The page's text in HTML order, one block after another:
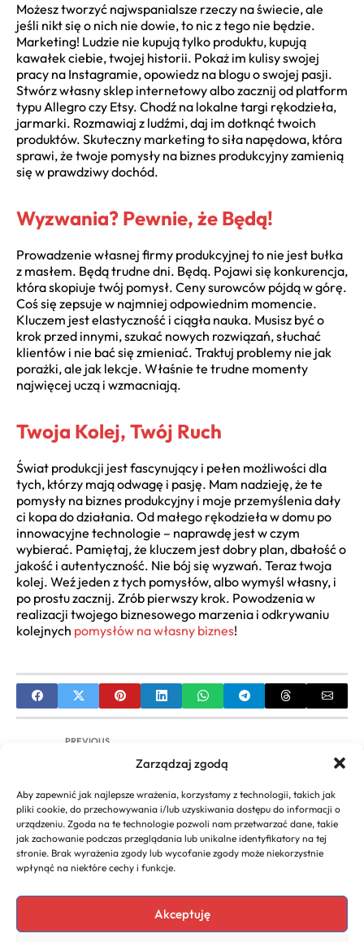
Zarządzaj zgodą
Aby zapewnić jak najlepsze wrażenia, korzystamy z technologii, takich jak
pliki cookie, do przechowywania i/lub uzyskiwania dostępu do informacji o
urządzeniu. Zgoda na te technologie pozwoli nam przetwarzać dane, takie
jak zachowanie podczas przeglądania lub unikalne identyfikatory na tej
stronie. Brak wyrażenia zgody lub wycofanie zgody może niekorzystnie
wpłynąć na niektóre cechy i funkcje.
Akceptuję
Możesz tworzyć najwspanialsze rzeczy na świecie, ale
jeśli nikt się o nich nie dowie, to nic z tego nie będzie.
Marketing! Ludzie nie kupują tylko produktu, kupują
kawałek ciebie, twojej historii. Pokaż im kulisy swojej
pracy na Instagramie, opowiedz na blogu o swojej pasji.
Stwórz własny sklep internetowy albo zacznij od platform
typu Allegro czy Etsy. Chodź na lokalne targi rękodzieła,
jarmarki. Rozmawiaj z ludźmi, daj im dotknąć twoich
produktów. Skuteczny marketing to siła napędowa, która
sprawi, że twoje pomysły na biznes produkcyjny zamienią
się w prawdziwy dochód.
Wyzwania? Pewnie, że Będą!
Prowadzenie własnej firmy produkcyjnej to nie jest bułka
z masłem. Będą trudne dni. Będą. Pojawi się konkurencja,
która skopiuje twój pomysł. Ceny surowców pójdą w górę.
Coś się zepsuje w najmniej odpowiednim momencie.
Kluczem jest elastyczność i ciągła nauka. Musisz być o
krok przed innymi, szukać nowych rozwiązań, słuchać
klientów i nie bać się zmieniać. Traktuj problemy nie jak
porażki, ale jak lekcje. Właśnie te trudne momenty
najwięcej uczą i wzmacniają.
Twoja Kolej, Twój Ruch
Świat produkcji jest fascynujący i pełen możliwości dla
tych, którzy mają odwagę i pasję. Mam nadzieję, że te
pomysły na biznes produkcyjny i moje przemyślenia dały
ci kopa do działania. Od małego rękodzieła w domu po
innowacyjne technologie – naprawdę jest w czym
wybierać. Pamiętaj, że kluczem jest dobry plan, dbałość o
jakość i autentyczność. Nie bój się wyzwań. Teraz twoja
kolej. Weź jeden z tych pomysłów, albo wymyśl własny, i
po prostu zacznij. Zrób pierwszy krok. Powodzenia w
realizacji twojego biznesowego marzenia i odkrywaniu
kolejnych pomysłów na własny biznes!
PREVIOUS
Pomysły na biznes w garażu: Twój przewodnik do
NEXT
Jak zatrzymać klientów? Zwiększ Lojalność i
Zapobiegaj Utracie – Kompleksowy Przewodnik
Copyright 2026. All rights